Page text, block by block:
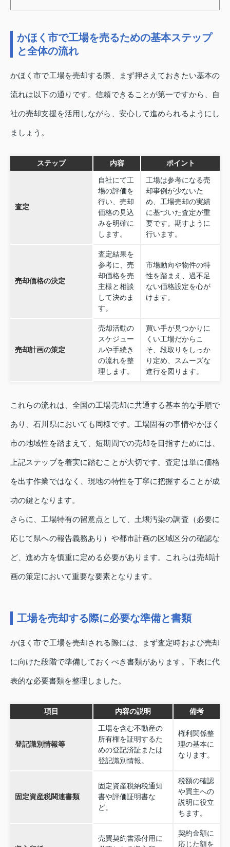
かほく市で工場を売るための基本ステップ
と全体の流れ
かほく市で工場を売却する際、まず押さえておきたい基本の
流れは以下の通りです。信頼できることが第一ですから、自
社の売却支援を活用しながら、安心して進められるようにし
ましょう。
ステップ 内容 ポイント
査定
自社にて工
場の評価を
行い、売却
価格の見込
みを明確に
します。
工場は参考になる売
却事例が少ないた
め、工場売却の実績
に基づいた査定が重
要です。期すように
行います。
売却価格の決定
査定結果を
参考に、売
却価格を売
主様と相談
して決めま
す。
市場動向や物件の特
性を踏まえ、過不足
ない価格設定を心が
けます。
売却計画の策定
売却活動の
スケジュー
ルや手続き
の流れを整
理します。
買い手が見つかりに
くい工場だからこ
そ、段取りをしっか
り定め、スムーズな
進行を図ります。
これらの流れは、全国の工場売却に共通する基本的な手順で
あり、石川県においても同様です。工場固有の事情やかほく
市の地域性を踏まえて、短期間での売却を目指すためには、
上記ステップを着実に踏むことが大切です。査定は単に価格
を出す作業ではなく、現地の特性を丁寧に把握することが成
功の鍵となります。
さらに、工場特有の留意点として、土壌汚染の調査（必要に
応じて県への報告義務あり）や都市計画の区域区分の確認な
ど、進め方を慎重に定める必要があります。これらは売却計
画の策定において重要な要素となります。
工場を売却する際に必要な準備と書類
かほく市で工場を売却される際には、まず査定時および売却
に向けた段階で準備しておくべき書類があります。下表に代
表的な必要書類を整理しました。
項目 内容の説明 備考
登記識別情報等
工場を含む不動産の
所有権を証明するた
めの登記済証または
登記識別情報。
権利関係整
理の基本に
なります。
固定資産税関連書類
固定資産税納税通知
書や評価証明書な
ど。
税額の確認
や買主への
説明に役立
ちます。
売買契約書添付用に
契約金額に
応じた額を